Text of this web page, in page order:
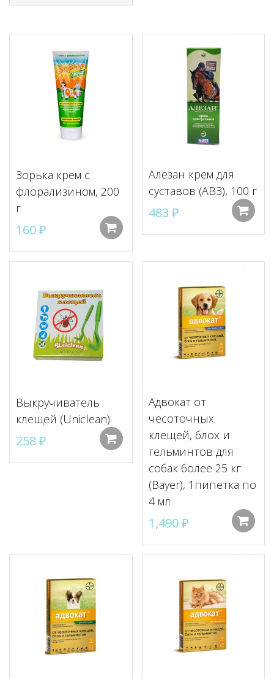
Зорька крем с
флорализином, 200
г
160₽
Алезан крем для
суставов (АВЗ), 100 г
483 ₽
Выкручиватель
клещей (Uniclean)
258₽ Добавить в корзину
Адвокат от
чесоточных
клещей, блох и
гельминтов для
собак более 25 кг
(Bayer), 1пипетка по
4 мл
1,490₽